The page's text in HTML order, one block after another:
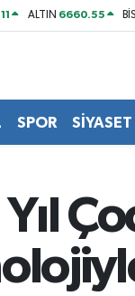
ALTIN 6660.55
SPOR SİYASET